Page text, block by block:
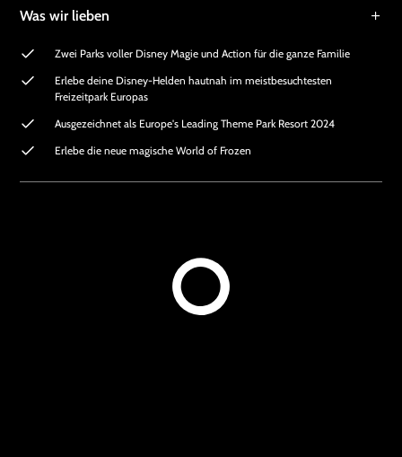
Was wir lieben
Zwei Parks voller Disney Magie und Action für die ganze Familie
Erlebe deine Disney-Helden hautnah im meistbesuchtesten
Freizeitpark Europas
Ausgezeichnet als Europe's Leading Theme Park Resort 2024
Erlebe die neue magische World of Frozen